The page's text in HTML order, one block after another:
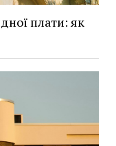
плати: як